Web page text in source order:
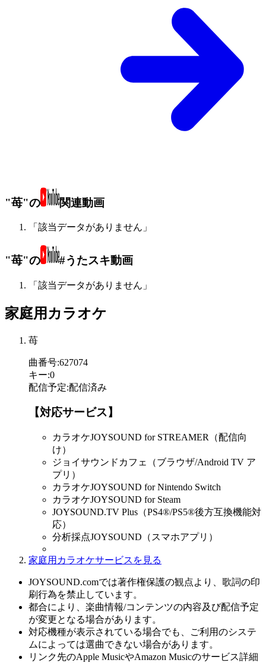
"苺"の 関連動画
「該当データがありません」
"苺"の #うたスキ動画
「該当データがありません」
家庭用カラオケ
苺
曲番号:627074
キー:0
配信予定:配信済み
【対応サービス】
カラオケJOYSOUND for STREAMER（配信向
け）
ジョイサウンドカフェ（ブラウザ/Android TV ア
プリ）
カラオケJOYSOUND for Nintendo Switch
カラオケJOYSOUND for Steam
JOYSOUND.TV Plus（PS4®/PS5®後方互換機能対
応）
分析採点JOYSOUND（スマホアプリ）
家庭用カラオケサービスを見る
JOYSOUND.comでは著作権保護の観点より、歌詞の印
刷行為を禁止しています。
都合により、楽曲情報/コンテンツの内容及び配信予定
が変更となる場合があります。
対応機種が表示されている場合でも、ご利用のシステ
ムによっては選曲できない場合があります。
リンク先のApple MusicやAmazon Musicのサービス詳細